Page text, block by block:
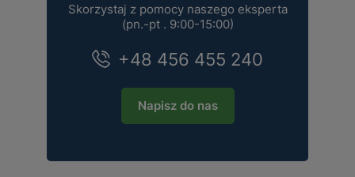
Skorzystaj z pomocy naszego eksperta
(pn.-pt . 9:00-15:00)
+48 456 455 240
Napisz do nas